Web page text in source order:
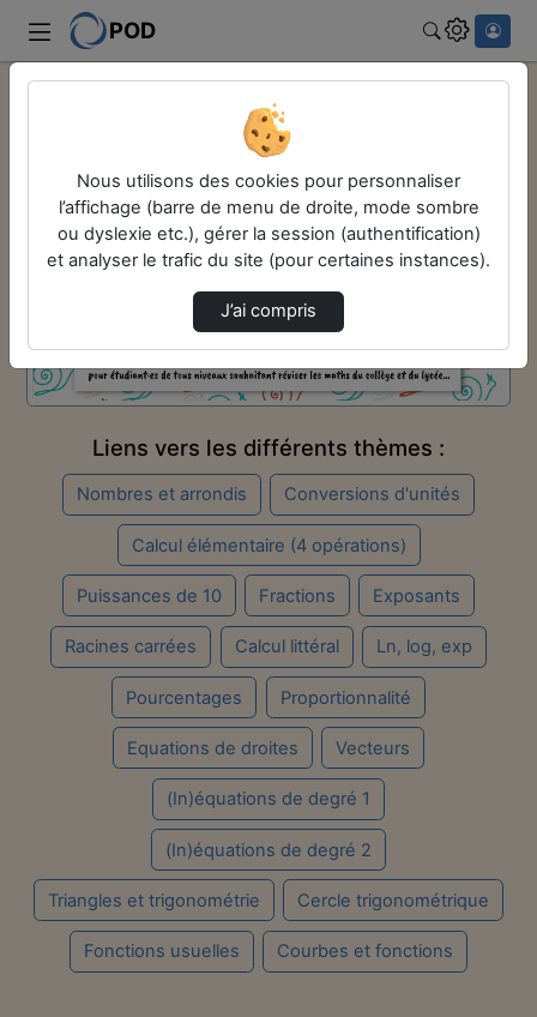
POD
Remise à niveau en maths
1-6 - logarithme et exponentielle
Remise à niveau en maths
Liens vers les différents thèmes :
Nombres et arrondis Conversions d'unités
Calcul élémentaire (4 opérations)
Puissances de 10 Fractions Exposants
Racines carrées Calcul littéral Ln, log, exp
Pourcentages Proportionnalité
Equations de droites Vecteurs
(In)équations de degré 1
(In)équations de degré 2
Triangles et trigonométrie Cercle trigonométrique
Fonctions usuelles Courbes et fonctions
Nous utilisons des cookies pour personnaliser
l’affichage (barre de menu de droite, mode sombre
ou dyslexie etc.), gérer la session (authentification)
et analyser le trafic du site (pour certaines instances).
J’ai compris